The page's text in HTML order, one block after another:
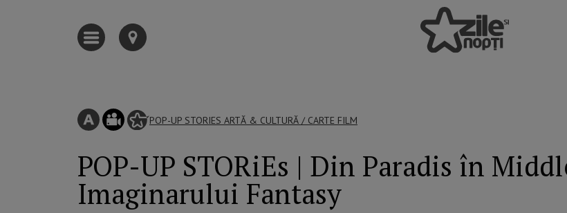
POP-UP STORIES ARTĂ & CULTURĂ / CARTE FILM
POP-UP STORiEs | Din Paradis în
Imaginarului Fantasy